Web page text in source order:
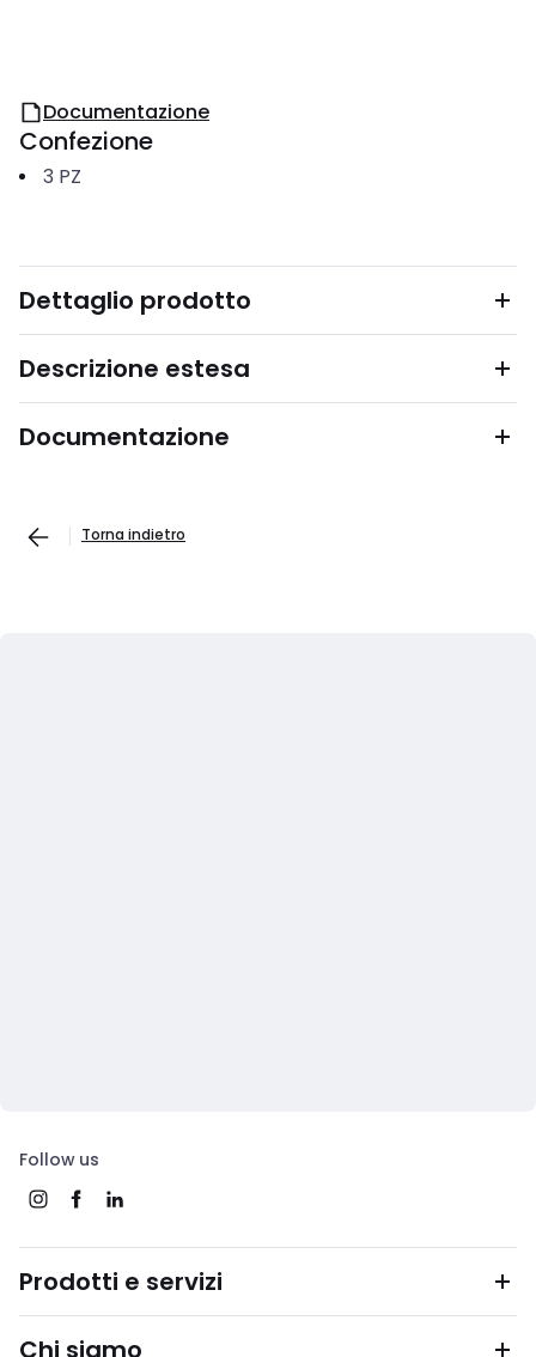
Documentazione
Confezione
3 PZ
Dettaglio prodotto
Descrizione estesa
Documentazione
Torna indietro
Follow us
Prodotti e servizi
Chi siamo